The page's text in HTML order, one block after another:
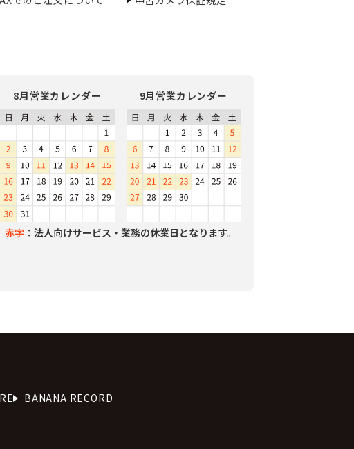
8月営業カレンダー 9月営業カレンダー
赤字 ：法人向けサービス・業務の休業日となります。
BANANA RECORD